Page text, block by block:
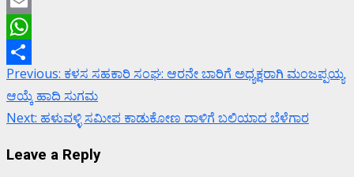
Email
WhatsApp
Share
Continue
Reading
Previous: ಕಳಸ ಸಹಕಾರಿ ಸಂಘ: ಆರನೇ ಬಾರಿಗೆ ಅಧ್ಯಕ್ಷರಾಗಿ ಮಂಜಪ್ಪಯ್ಯ
ಆಯ್ಕೆ ಹಾದಿ ಸುಗಮ
Next: ಹಳುವಳ್ಳಿ ಸಮೀಪ ಕಾಡುಕೋಣ ದಾಳಿಗೆ ಬಲಿಯಾದ ಬೆಳೆಗಾರ
Leave a Reply